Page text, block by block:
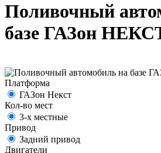
Поливочный
базе ГАЗон
Платформа
ГАЗон Некст
Кол-во мест
3-х местные
Привод
Задний привод
Двигатели